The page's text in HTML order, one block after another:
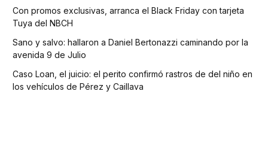
Con promos exclusivas, arranca el Black Friday con tarjeta
Tuya del NBCH
Sano y salvo: hallaron a Daniel Bertonazzi caminando por la
avenida 9 de Julio
Caso Loan, el juicio: el perito confirmó rastros de del niño en
los vehículos de Pérez y Caillava